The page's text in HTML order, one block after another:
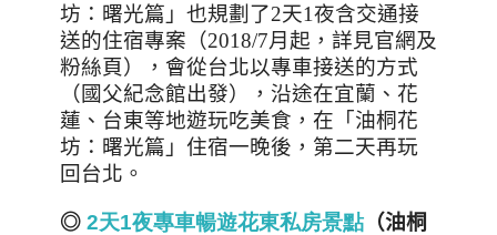
坊：曙光篇」也規劃了2天1夜含交通接
送的住宿專案（2018/7月起，詳見官網及
粉絲頁），會從台北以專車接送的方式
（國父紀念館出發），沿途在宜蘭、花
蓮、台東等地遊玩吃美食，在「油桐花
坊：曙光篇」住宿一晚後，第二天再玩
回台北。
◎ 2天1夜專車暢遊花東私房景點 （油桐